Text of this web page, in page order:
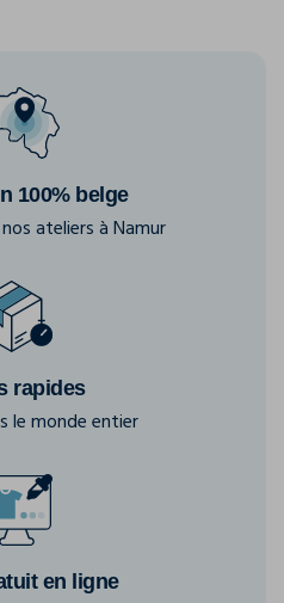
100% belge
ateliers à Namur
rapides
le monde entier
en ligne